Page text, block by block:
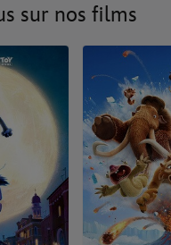
sur nos films